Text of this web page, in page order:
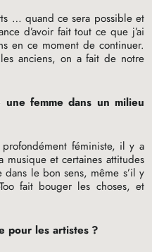
… quand ce sera possible et
d’avoir fait tout ce que j’ai
en ce moment de continuer.
anciens, on a fait de notre
une femme dans un milieu
féministe, il y a
musique et certaines attitudes
le bon sens, même s’il y
fait bouger les choses, et
pour les artistes ?